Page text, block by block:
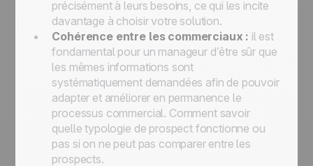
précisément à leurs besoins, ce qui les incite
davantage à choisir votre solution.
Cohérence entre les commerciaux : il est
fondamental pour un manageur d’être sûr que
les mêmes informations sont
systématiquement demandées afin de pouvoir
adapter et améliorer en permanence le
processus commercial. Comment savoir
quelle typologie de prospect fonctionne ou
pas si on ne peut pas comparer entre les
prospects.